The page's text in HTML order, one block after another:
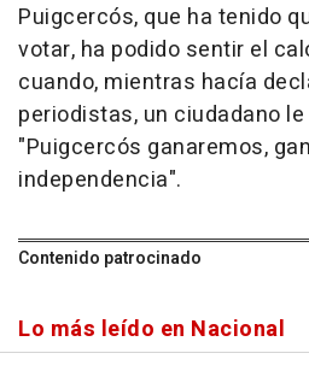
Puigcercós, que ha tenido
votar, ha podido sentir el
cuando, mientras hacía
periodistas, un ciudadano
"Puigcercós ganaremos,
independencia".
Contenido patrocinado
Lo más leído en Nacional